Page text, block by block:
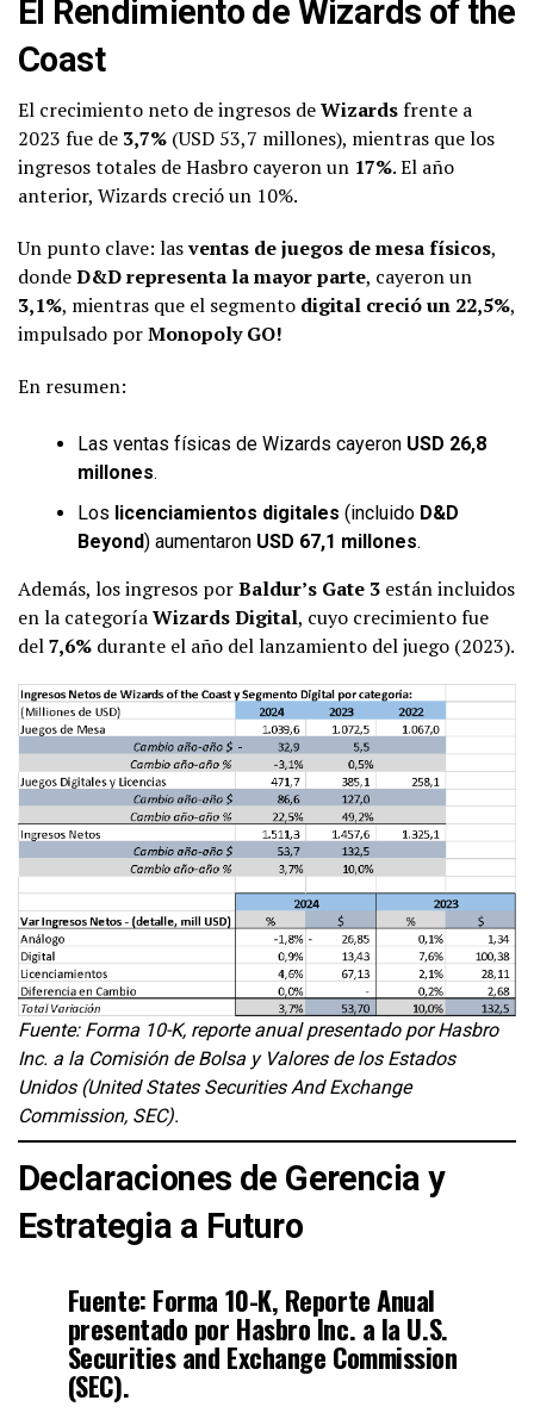
El Rendimiento de Wizards of the
Coast
El crecimiento neto de ingresos deWizardsfrente a
2023 fue de 3,7% (USD 53,7 millones), mientras que los
ingresos totales de Hasbro cayeron un 17%. El año
anterior, Wizards creció un 10%.
Un punto clave: lasventas de juegos de mesa físicos,
dondeD&D representa la mayor parte, cayeron un
3,1%, mientras que el segmento digital creció un 22,5%,
impulsado porMonopoly GO!
En resumen:
Las ventas físicas de Wizards cayeron USD 26,8
millones.
Los licenciamientos digitales (incluido D&D
Beyond) aumentaron USD 67,1 millones.
Además, los ingresos porBaldur’s Gate 3 están incluidos
en la categoríaWizards Digital, cuyo crecimiento fue
del7,6% durante el año del lanzamiento del juego (2023).
Fuente: Forma 10-K, reporte anual presentado por Hasbro
Inc. a la Comisión de Bolsa y Valores de los Estados
Unidos (United States Securities And Exchange
Commission, SEC).
Declaraciones de Gerencia y
Estrategia a Futuro
Fuente: Forma 10-K, Reporte Anual
presentado por Hasbro Inc. a la U.S.
Securities and Exchange Commission
(SEC).